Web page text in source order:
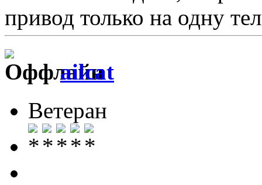
привод только на одну
ailcat
Ветеран